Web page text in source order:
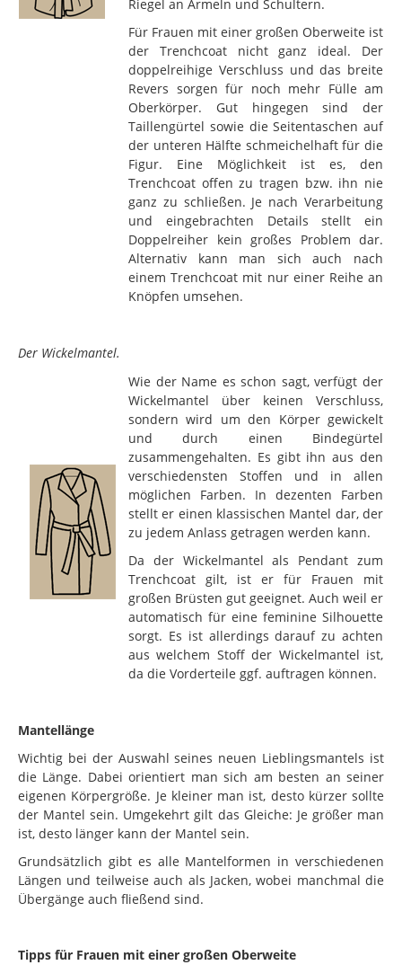
Riegel an Ärmeln und Schultern.
Für Frauen mit einer großen Oberweite ist
der Trenchcoat nicht ganz ideal. Der
doppelreihige Verschluss und das breite
Revers sorgen für noch mehr Fülle am
Oberkörper. Gut hingegen sind der
Taillengürtel sowie die Seitentaschen auf
der unteren Hälfte schmeichelhaft für die
Figur. Eine Möglichkeit ist es, den
Trenchcoat offen zu tragen bzw. ihn nie
ganz zu schließen. Je nach Verarbeitung
und eingebrachten Details stellt ein
Doppelreiher kein großes Problem dar.
Alternativ kann man sich auch nach
einem Trenchcoat mit nur einer Reihe an
Knöpfen umsehen.
Der Wickelmantel.
Wie der Name es schon sagt, verfügt der
Wickelmantel über keinen Verschluss,
sondern wird um den Körper gewickelt
und durch einen Bindegürtel
zusammengehalten. Es gibt ihn aus den
verschiedensten Stoffen und in allen
möglichen Farben. In dezenten Farben
stellt er einen klassischen Mantel dar, der
zu jedem Anlass getragen werden kann.
Da der Wickelmantel als Pendant zum
Trenchcoat gilt, ist er für Frauen mit
großen Brüsten gut geeignet. Auch weil er
automatisch für eine feminine Silhouette
sorgt. Es ist allerdings darauf zu achten
aus welchem Stoff der Wickelmantel ist,
da die Vorderteile ggf. auftragen können.
Mantellänge
Wichtig bei der Auswahl seines neuen Lieblingsmantels ist
die Länge. Dabei orientiert man sich am besten an seiner
eigenen Körpergröße. Je kleiner man ist, desto kürzer sollte
der Mantel sein. Umgekehrt gilt das Gleiche: Je größer man
ist, desto länger kann der Mantel sein.
Grundsätzlich gibt es alle Mantelformen in verschiedenen
Längen und teilweise auch als Jacken, wobei manchmal die
Übergänge auch fließend sind.
Tipps für Frauen mit einer großen Oberweite